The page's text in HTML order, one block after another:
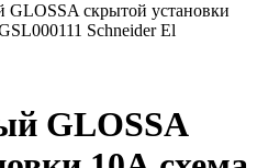
скрытой установки
Schneider El
GLOSSA